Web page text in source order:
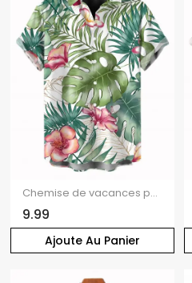
Ajoute Au Panier
Chemise de vacances pour homme à imprimé floral tropical intégral, boutonnée
9.99